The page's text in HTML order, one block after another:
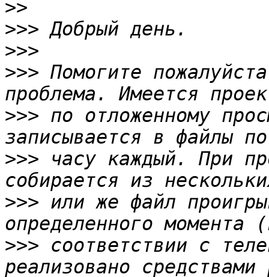
>>
>>>
>>>
>>> Помогите
>>> по отложенному
>>> часу каждый. При
>>> или же файл
>>> соответствии с